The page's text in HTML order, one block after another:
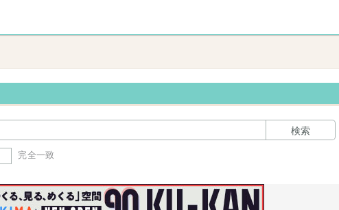
検索
完全一致